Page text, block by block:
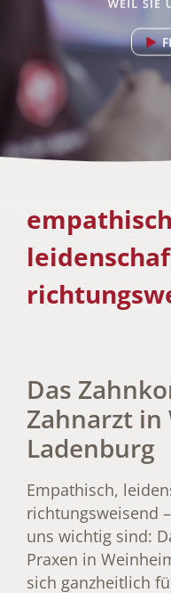
Das
Zahnarzt
Ladenburg
Empathisch,
richtungsweisend
uns wichtig sind:
Praxen in
sich ganzheitlich